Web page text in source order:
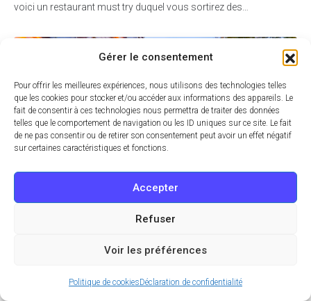
Gérer le consentement
Pour offrir les meilleures expériences, nous utilisons des technologies telles
que les cookies pour stocker et/ou accéder aux informations des appareils. Le
fait de consentir à ces technologies nous permettra de traiter des données
telles que le comportement de navigation ou les ID uniques sur ce site. Le fait
de ne pas consentir ou de retirer son consentement peut avoir un effet négatif
sur certaines caractéristiques et fonctions.
Accepter
Refuser
Voir les préférences
Politique de cookiesDéclaration de confidentialité
voici un restaurant must try duquel vous sortirez des…
Zoom partenaire 04 JUIN 2023 À 10:00
Berchoux : Des saveurs 100 % maison au